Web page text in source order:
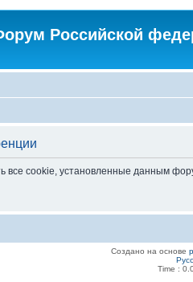
Российской
все cookie, установленные данным
Создано на основе
Time :